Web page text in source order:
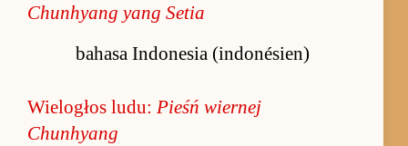
Chunhyang yang Setia
bahasa Indonesia (indonésien)
Wielogłos ludu: Pieśń wiernej
Chunhyang